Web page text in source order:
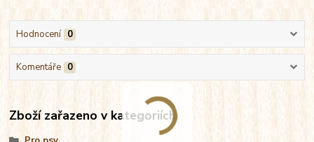
Hodnocení 0
Komentáře 0
Zboží zařazeno v kategoriích